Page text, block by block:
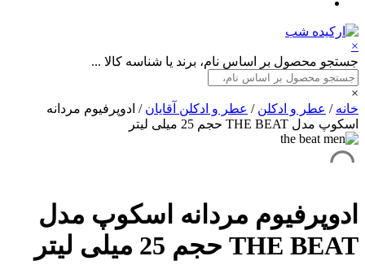
×
جستجو محصول بر اساس نام، برند یا شناسه کالا ...
×
خانه / عطر و ادکلن / عطر و ادکلن آقایان / ادوپرفیوم مردانه
اسکوپ مدل THE BEAT حجم 25 میلی لیتر
ادوپرفیوم مردانه اسکوپ مدل
THE BEAT حجم 25 میلی لیتر